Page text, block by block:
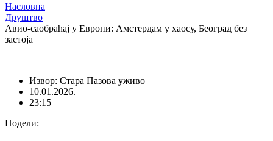
Насловна
Друштво
Авио-саобраћај у Европи: Амстердам у хаосу, Београд без
застоја
Извор: Стара Пазова уживо
10.01.2026.
23:15
Подели: